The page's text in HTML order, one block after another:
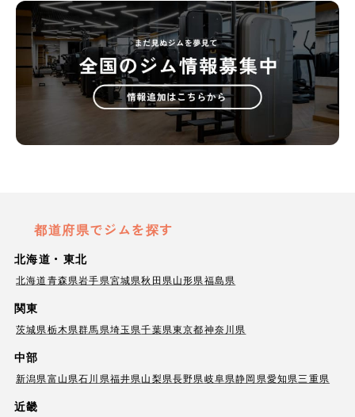
都道府県でジムを探す
北海道・東北
北海道青森県岩手県宮城県秋田県山形県福島県
関東
茨城県栃木県群馬県埼玉県千葉県東京都神奈川県
中部
新潟県富山県石川県福井県山梨県長野県岐阜県静岡県愛知県三重県
近畿